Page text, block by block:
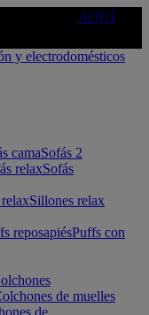
AQUÍ
camaSofás 2
relaxSofás
Sillones relax
reposapiésPuffs con
de muelles
de